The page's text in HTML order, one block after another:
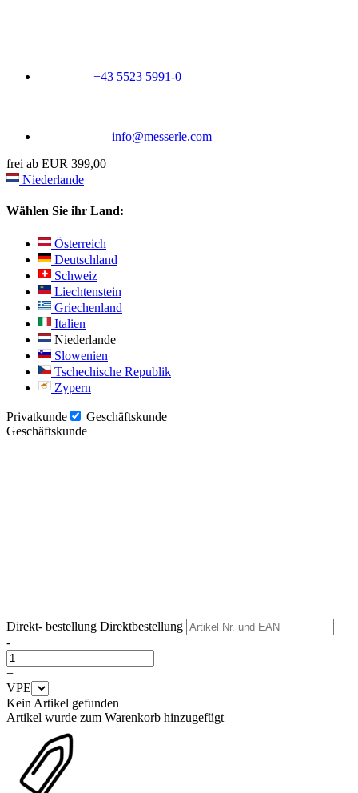
+43 5523 5991-0
info@messerle.com
frei ab EUR 399,00
Niederlande
Wählen Sie ihr Land:
Österreich
Deutschland
Schweiz
Liechtenstein
Griechenland
Italien
Niederlande
Slowenien
Tschechische Republik
Zypern
Privatkunde
Geschäftskunde
Geschäftskunde
Direkt- bestellung Direktbestellung
-
+
VPE
Kein Artikel gefunden
Artikel wurde zum Warenkorb hinzugefügt